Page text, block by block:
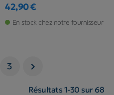
Prix
42,90 €
En stock chez notre fournisseur
3 
Résultats 1-30 sur 68